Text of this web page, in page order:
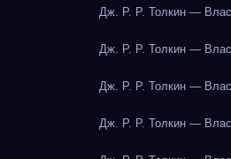
Дж. Р. Р. Толкин —
Дж. Р. Р. Толкин —
Дж. Р. Р. Толкин —
Дж. Р. Р. Толкин —